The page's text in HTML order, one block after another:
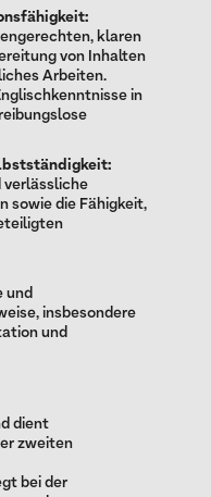
klaren
von Inhalten
Arbeiten.
in
verlässliche
sowie die Fähigkeit,
und
insbesondere
und
dient
zweiten
bei der